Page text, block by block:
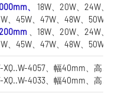
、 18W、20W、24W、
、45W、47W、48W、50W
、18W、20W、24W、
、45W、47W、48W、50W
XQ..W-4057、幅40mm、高さ
XQ..W-4033、幅40mm、高さ